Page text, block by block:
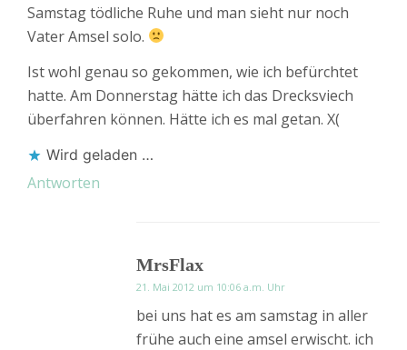
Samstag tödliche Ruhe und man sieht nur noch
Vater Amsel solo.
Ist wohl genau so gekommen, wie ich befürchtet
hatte. Am Donnerstag hätte ich das Drecksviech
überfahren können. Hätte ich es mal getan. X(
Wird geladen …
Antworten
MrsFlax
21. Mai 2012 um 10:06 a.m. Uhr
bei uns hat es am samstag in aller
frühe auch eine amsel erwischt. ich